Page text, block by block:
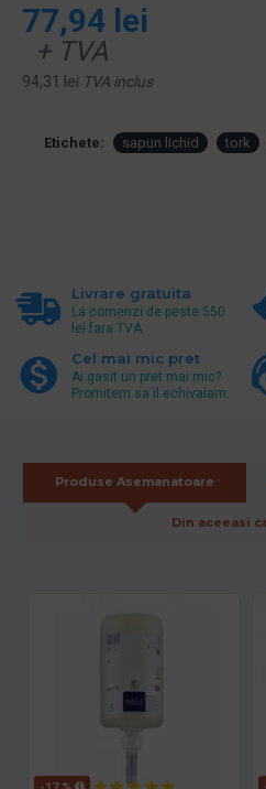
77,94 lei
+ TVA
94,31 lei TVA inclus
Etichete: sapun lichid tork
Livrare gratuita
La comenzi de peste 550
lei fara TVA.
Cel mai mic pret
Ai gasit un pret mai mic?
Promitem sa il echivalam.
Produse Asemanatoare
Din aceeasi